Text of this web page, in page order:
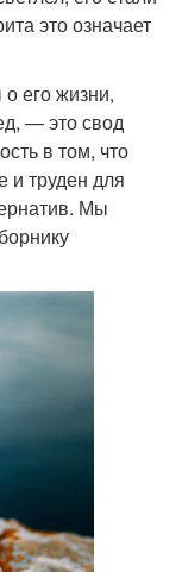
это означает
его жизни,
— это свод
в том, что
и труден для
Мы